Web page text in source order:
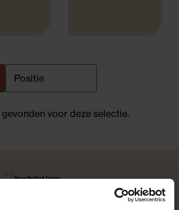
voor deze selectie.